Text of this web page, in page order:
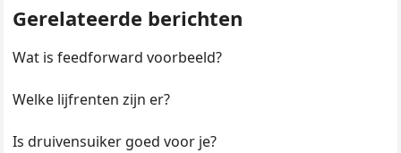
Gerelateerde berichten
Wat is feedforward voorbeeld?
Welke lijfrenten zijn er?
Is druivensuiker goed voor je?